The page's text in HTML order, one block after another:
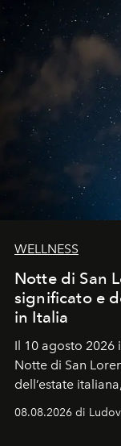
WELLNESS
Notte di San
significato e
in Italia
Il 10 agosto 2026
Notte di San
dell’estate
celeste per
08.08.2026 di